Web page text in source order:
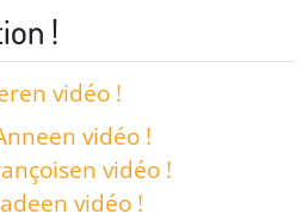
!
en vidéo !
en vidéo !
en vidéo !
en vidéo !